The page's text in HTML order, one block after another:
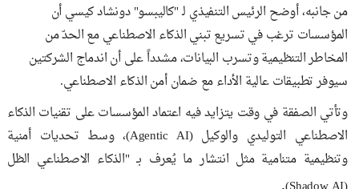
من جانبه، أوضح الرئيس التنفيذي لـ "كاليبسو" دونشاد كيسي أن
المؤسسات ترغب في تسريع تبني الذكاء الاصطناعي مع الحدّ من
المخاطر التنظيمية وتسرب البيانات، مشدداً على أن اندماج الشركتين
سيوفر تطبيقات عالية الأداء مع ضمان أمن الذكاء الاصطناعي.
وتأتي الصفقة في وقت يتزايد فيه اعتماد المؤسسات على تقنيات الذكاء
الاصطناعي التوليدي والوكيل (Agentic AI)، وسط تحديات أمنية
وتنظيمية متنامية مثل انتشار ما يُعرف بـ "الذكاء الاصطناعي الظل